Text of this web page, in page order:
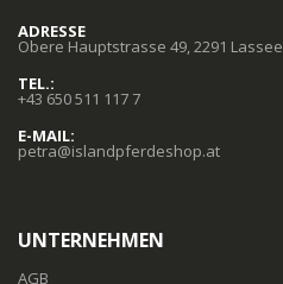
ADRESSE
Obere Hauptstrasse 49, 2291 Lassee
TEL.:
+43 650 511 117 7
E-MAIL:
petra@islandpferdeshop.at
UNTERNEHMEN
AGB